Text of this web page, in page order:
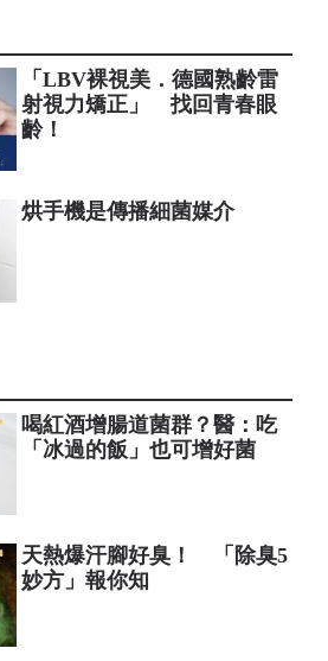
「LBV裸視美．德國熟齡雷
射視力矯正」 找回青春眼
齡！
烘手機是傳播細菌媒介
喝紅酒增腸道菌群？醫：吃
「冰過的飯」也可增好菌
天熱爆汗腳好臭！ 「除臭5
妙方」報你知